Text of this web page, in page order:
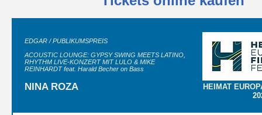
EDGAR / PUBLIKUMSPREIS
ACOUSTIC LOUNGE: GYPSY SWING MEETS LATINO,
RHYTHM LIVE-KONZERT MIT LULO & MIKE
REINHARDT feat. Harald Becher on Bass
NINA ROZA
HEIMAT